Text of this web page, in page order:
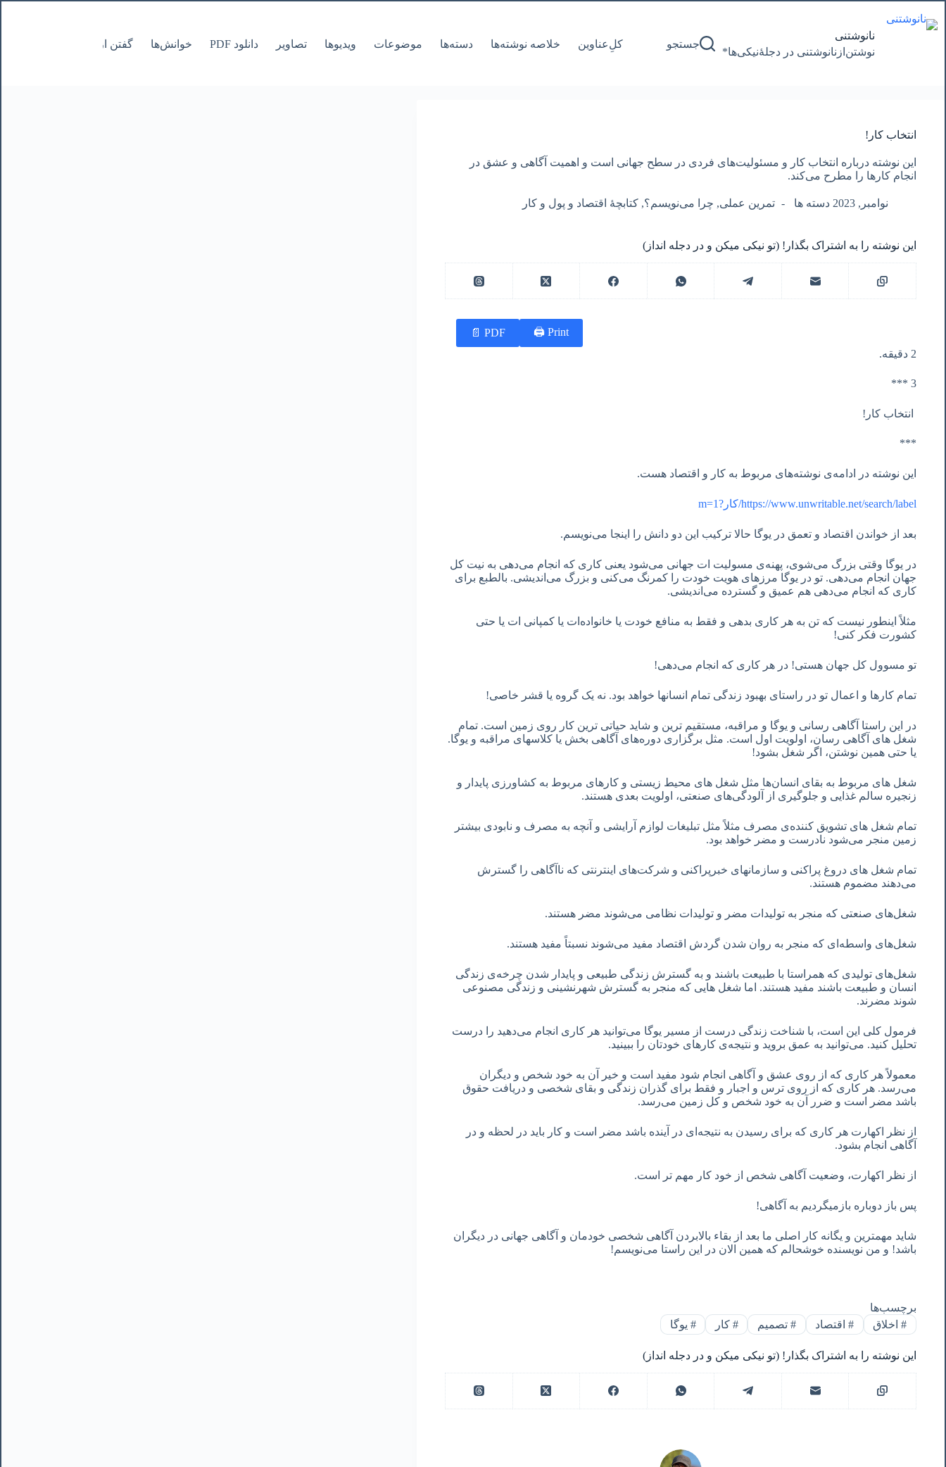
به
محتوا
نانوشتنی
نوشتن‌از‌نانوشتنی‌ در‌ دجلۀنیکی‌ها*
جستجو کل‌ِعناوین خلاصه نوشته‌ها دسته‌ها موضوعات ویدیوها تصاویر دانلود PDF خوانش‌ها گفتن از نانوشتنی
انتخاب کار!
این نوشته درباره انتخاب کار و مسئولیت‌های فردی در سطح جهانی است و اهمیت آگاهی و عشق در
انجام کارها را مطرح می‌کند.
نوامبر, 2023 دسته ها تمرین عملی, چرا می‌نویسم؟, کتابچۀ اقتصاد و پول و کار
این نوشته را به اشتراک بگذار! (تو نیکی میکن و در دجله انداز)
Print 🖨
PDF 📄
2 دقیقه.
3 ***
انتخاب کار!
***
این نوشته در ادامه‌ی نوشته‌های مربوط به کار و اقتصاد هست.
https://www.unwritable.net/search/label/کار?m=1
بعد از خواندن اقتصاد و تعمق در یوگا حالا ترکیب این دو دانش را اینجا می‌نویسم.
در یوگا وقتی بزرگ می‌شوی، پهنه‌ی مسولیت ات جهانی می‌شود یعنی کاری که انجام می‌دهی به نیت کل
جهان انجام می‌دهی. تو در یوگا مرزهای هویت خودت را کمرنگ می‌کنی و بزرگ می‌اندیشی. بالطبع برای
کاری که انجام می‌دهی هم عمیق و گسترده می‌اندیشی.
مثلاً اینطور نیست که تن به هر کاری بدهی و فقط به منافع خودت یا خانواده‌ات یا کمپانی ات یا حتی
کشورت فکر کنی!
تو مسوول کل جهان هستی! در هر کاری که انجام می‌دهی!
تمام کارها و اعمال تو در راستای بهبود زندگی تمام انسانها خواهد بود. نه یک گروه یا قشر خاصی!
در این راستا آگاهی رسانی و یوگا و مراقبه، مستقیم ترین و شاید حیاتی ترین کار روی زمین است. تمام
شغل های آگاهی رسان، اولویت اول است. مثل برگزاری دوره‌های آگاهی بخش یا کلاسهای مراقبه و یوگا.
یا حتی همین نوشتن، اگر شغل بشود!
شغل های مربوط به بقای انسان‌ها مثل شغل های محیط زیستی و کارهای مربوط به کشاورزی پایدار و
زنجیره سالم غذایی و جلوگیری از آلودگی‌های صنعتی، اولویت بعدی هستند.
تمام شغل های تشویق کننده‌ی مصرف مثلاً مثل تبلیغات لوازم آرایشی و آنچه به مصرف و نابودی بیشتر
زمین منجر می‌شود نادرست و مضر خواهد بود.
تمام شغل های دروغ پراکنی و سازمانهای خبرپراکنی و شرکت‌های اینترنتی که ناآگاهی را گسترش
می‌دهند مضموم هستند.
شغل‌های صنعتی که منجر به تولیدات مضر و تولیدات نظامی می‌شوند مضر هستند.
شغل‌های واسطه‌ای که منجر به روان شدن گردش اقتصاد مفید می‌شوند نسبتاً مفید هستند.
شغل‌های تولیدی که همراستا با طبیعت باشند و به گسترش زندگی طبیعی و پایدار شدن چرخه‌ی زندگی
انسان و طبیعت باشند مفید هستند. اما شغل هایی که منجر به گسترش شهرنشینی و زندگی مصنوعی
شوند مضرند.
فرمول کلی این است، با شناخت زندگی درست از مسیر یوگا می‌توانید هر کاری انجام می‌دهید را درست
تحلیل کنید. می‌توانید به عمق بروید و نتیجه‌ی کارهای خودتان را ببینید.
معمولاً هر کاری که از روی عشق و آگاهی انجام شود مفید است و خیر آن به خود شخص و دیگران
می‌رسد. هر کاری که از روی ترس و اجبار و فقط برای گذران زندگی و بقای شخصی و دریافت حقوق
باشد مضر است و ضرر آن به خود شخص و کل زمین می‌رسد.
از نظر اکهارت هر کاری که برای رسیدن به نتیجه‌ای در آینده باشد مضر است و کار باید در لحظه و در
آگاهی انجام بشود.
از نظر اکهارت، وضعیت آگاهی شخص از خود کار مهم تر است.
پس باز دوباره بازمیگردیم به آگاهی!
شاید مهمترین و یگانه کار اصلی ما بعد از بقاء بالابردن آگاهی شخصی خودمان و آگاهی جهانی در دیگران
باشد! و من نویسنده خوشحالم که همین الان در این راستا می‌نویسم!
برچسب‌ها
#اخلاق #اقتصاد #تصمیم # کار # یوگا
این نوشته را به اشتراک بگذار! (تو نیکی میکن و در دجله انداز)